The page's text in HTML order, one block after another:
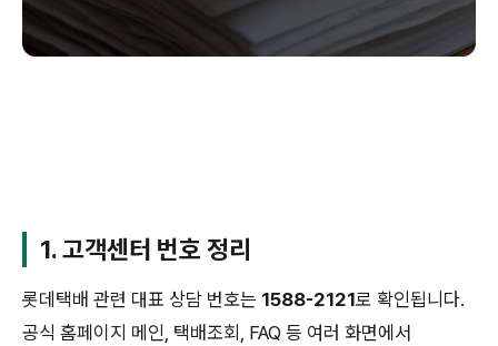
1. 고객센터 번호 정리
롯데택배 관련 대표 상담 번호는 1588-2121로 확인됩니다.
공식 홈페이지 메인, 택배조회, FAQ 등 여러 화면에서